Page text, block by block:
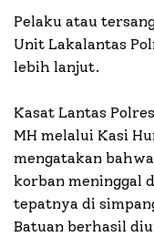
Pelaku atau
Unit Lakalantas
lebih lanjut.
Kasat Lantas
MH melalui Kasi
mengatakan
korban meninggal
tepatnya di
Batuan berhasil